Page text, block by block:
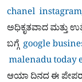
chanel instagram
ಅಧಿಕೃತವಾದ ಮತ್ತು
ಬಗ್ಗೆ google
malenadu today
ಆಯಾ ದಿನದ ಈ